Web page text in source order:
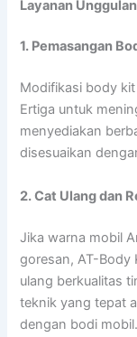
Layanan
1. Pemasangan
Modifikasi body
Ertiga untuk
menyediakan
disesuaikan
2. Cat Ulang dan
Jika warna mobil
goresan, AT-Body
ulang berkualitas
teknik yang tepat
dengan bodi mobil.